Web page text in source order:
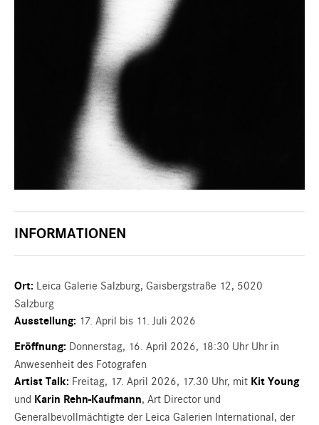
INFORMATIONEN
Ort: Leica Galerie Salzburg, Gaisbergstraße 12, 5020
Salzburg
Ausstellung: 17. April bis 11. Juli 2026
Eröffnung: Donnerstag, 16. April 2026, 18:30 Uhr Uhr in
Anwesenheit des Fotografen
Artist Talk: Freitag, 17. April 2026, 17.30 Uhr, mit Kit Young
und Karin Rehn-Kaufmann, Art Director und
Generalbevollmächtigte der Leica Galerien International, der